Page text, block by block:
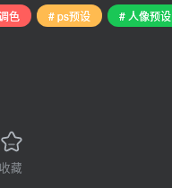
色 # ps预设 # 人像预设
收藏